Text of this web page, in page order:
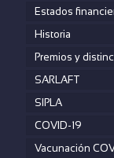
Estados
Historia
Premios y
SARLAFT
SIPLA
COVID-19
Vacunación